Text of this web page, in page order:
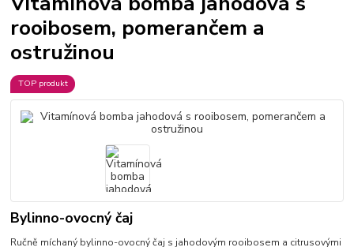
rooibosem, pomerančem a
ostružinou
TOP produkt
Bylinno-ovocný čaj
Ručně míchaný bylinno-ovocný čaj s jahodovým rooibosem a citrusovými